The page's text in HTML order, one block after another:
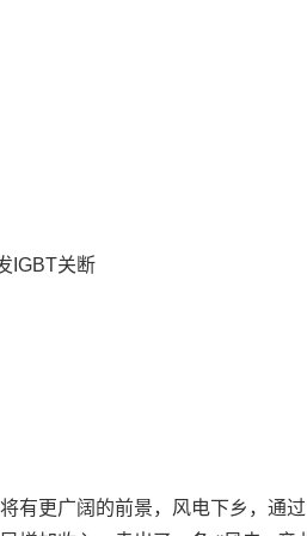
IGBT关断
有更广阔的前景，风电下乡，通过